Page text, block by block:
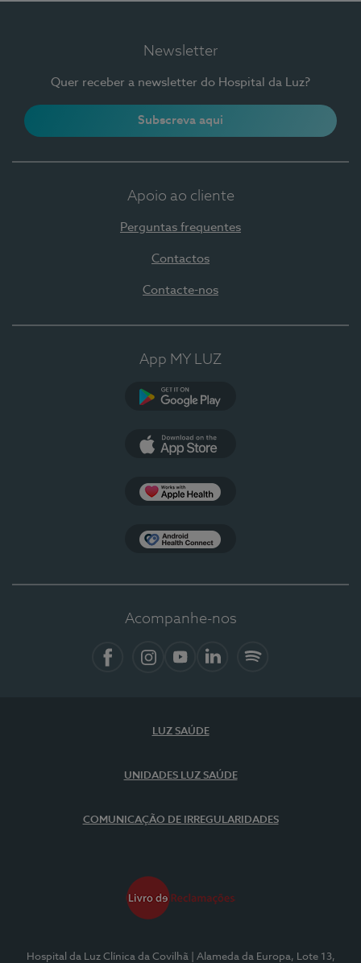
Newsletter
Quer receber a newsletter do Hospital da Luz?
Subscreva aqui
Apoio ao cliente
Perguntas frequentes
Contactos
Contacte-nos
App MY LUZ
Acompanhe-nos
LUZ SAÚDE
UNIDADES LUZ SAÚDE
COMUNICAÇÃO DE IRREGULARIDADES
Hospital da Luz Clínica da Covilhã
| Alameda da Europa, Lote 13,